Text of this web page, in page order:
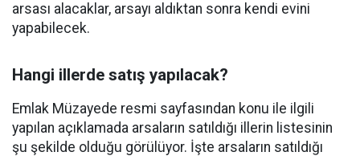
arsası alacaklar, arsayı aldıktan sonra kendi evini
yapabilecek.
Hangi illerde satış yapılacak?
Emlak Müzayede resmi sayfasından konu ile ilgili
yapılan açıklamada arsaların satıldığı illerin listesinin
şu şekilde olduğu görülüyor. İşte arsaların satıldığı